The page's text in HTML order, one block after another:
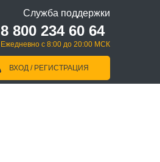
Служба поддержки
8 800 234 60 64
Ежедневно с 8:00 до 20:00 МСК
ВХОД / РЕГИСТРАЦИЯ